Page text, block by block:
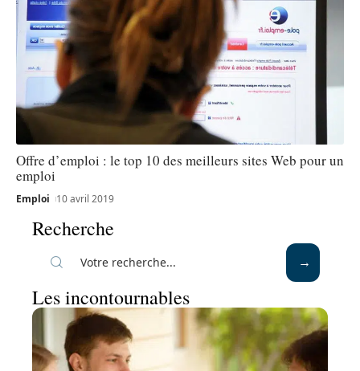
Offre d’emploi : le top 10 des meilleurs sites Web pour un
emploi
Emploi 10 avril 2019
Recherche
Les incontournables